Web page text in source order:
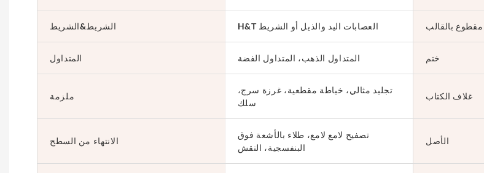
الشريط&الشريط H&T العصابات اليد والذيل أو الشريط مقطوع بالقالب
المتداول المتداول الذهب، المتداول الفضة ختم
ملزمة
تجليد مثالي، خياطة مقطعية، غرزة سرج،
سلك
غلاف الكتاب
الانتهاء من السطح
تصفيح لامع لامع، طلاء بالأشعة فوق
البنفسجية، النقش
الأصل